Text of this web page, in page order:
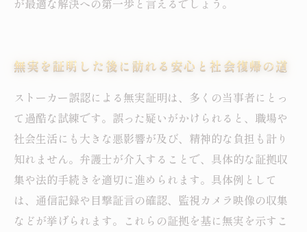
が最適な解決への第一歩と言えるでしょう。
無実を証明した後に訪れる安心と社会復帰の道
ストーカー誤認による無実証明は、多くの当事者にとっ
て過酷な試練です。誤った疑いがかけられると、職場や
社会生活にも大きな悪影響が及び、精神的な負担も計り
知れません。弁護士が介入することで、具体的な証拠収
集や法的手続きを適切に進められます。具体例として
は、通信記録や目撃証言の確認、監視カメラ映像の収集
などが挙げられます。これらの証拠を基に無実を示すこ